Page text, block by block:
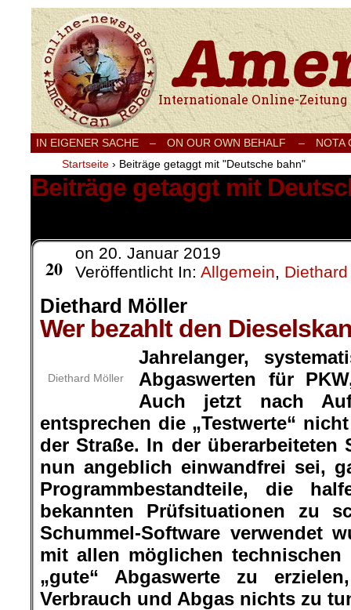
Internationale Onlinezeitung für Frieden,
IN EIGENER SACHE – ON OUR OWN BEHALF –
NOTA
Startseite › Beiträge getaggt mit "Deutsche bahn"
Beiträge getaggt mit
20
on 20. Januar 2019
Veröffentlicht In: Allgemein,
Diethard Möller
Wer bezahlt den
Diethard Möller
Jahrelanger,
Abgaswerten für
Auch jetzt nach
entsprechen die „Testwerte“
der Straße. In der überarbeiteten
nun angeblich einwandfrei sei,
Programmbestandteile, die
bekannten Prüfsituationen zu
Schummel-Software verwendet
mit allen möglichen
„gute“ Abgaswerte zu
Verbrauch und Abgas nichts zu